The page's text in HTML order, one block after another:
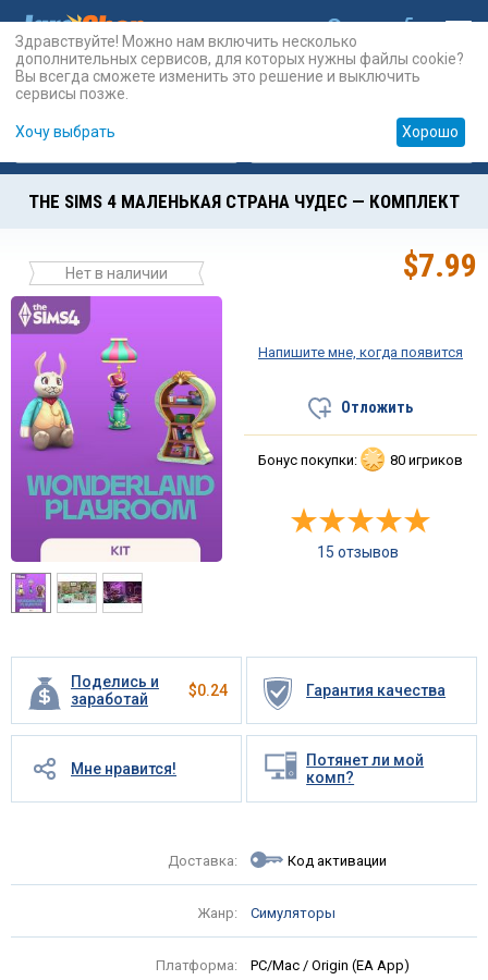
Карты Prepaid
THE SIMS 4 МАЛЕНЬКАЯ СТРАНА ЧУДЕС — КОМПЛЕКТ
Нет в наличии
Поделись и
заработай
$0.24 Гарантия качества
Мне нравится!
Потянет ли мой
комп?
Доставка: Код активации
Жанр: Симуляторы
Платформа: PC/Mac / Origin (EA App)
$7.99
Напишите мне, когда появится
Отложить
Бонус покупки: 80 игриков
15 отзывов
Здравствуйте! Можно нам включить несколько
дополнительных сервисов, для которых нужны файлы cookie?
Вы всегда сможете изменить это решение и выключить
сервисы позже.
Хочу выбрать Хорошо